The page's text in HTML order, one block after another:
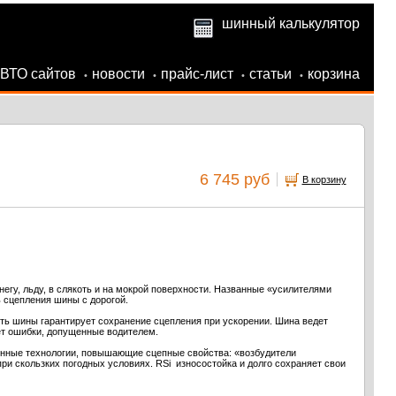
шинный калькулятор
сайтов • новости • прайс-лист • статьи • корзина
6 745 руб В корзину
льду, в слякоть и на мокрой поверхности. Названные «усилителями
шины с дорогой.
шины гарантирует сохранение сцепления при ускорении. Шина ведет
ошибки, допущенные водителем.
технологии, повышающие сцепные свойства: «возбудители
погодных условиях. RSi износостойка и долго сохраняет свои